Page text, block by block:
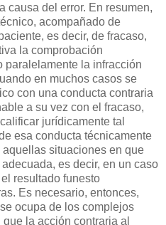
causa del error. En resumen,
acompañado de
es decir, de fracaso,
la comprobación
paralelamente la infracción
en muchos casos se
con una conducta contraria
a su vez con el fracaso,
jurídicamente tal
esa conducta técnicamente
situaciones en que
es decir, en un caso
resultado funesto
Es necesario, entonces,
ocupa de los complejos
la acción contraria al